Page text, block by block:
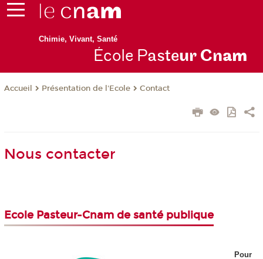
Chimie, Vivant, Santé
École Pasteur Cnam
Accueil Présentation de l'Ecole Contact
Nous contacter
Ecole Pasteur-Cnam de santé publique
Pour